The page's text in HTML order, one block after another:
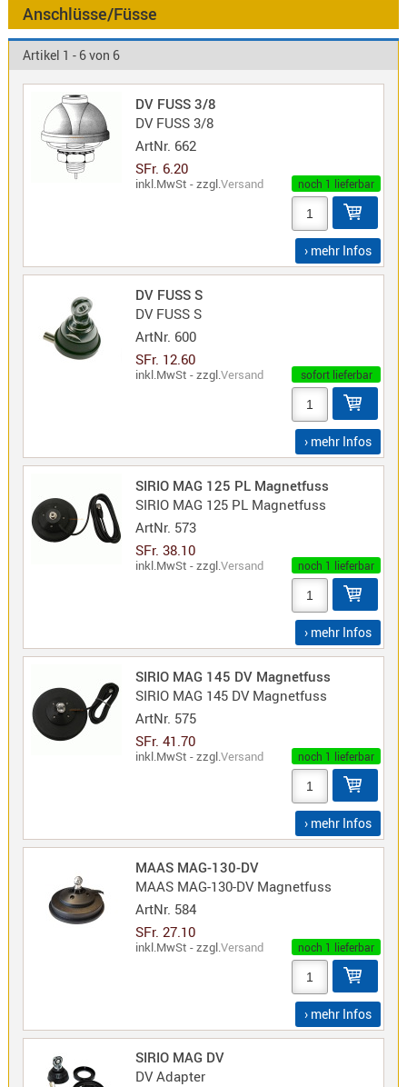
Antennen
f.
Duplexer
/
Triplexer
/
Weichen
Nagoya
Sirio
Zubehör
Alinco
Kenwood
Standard
Wintec
Norm
K-
Norm
M-
Norm
Zubehör
/
Bezeichnung
Neuheit
Anschlüsse/Füsse
Artikel 1 - 6 von 6
DV FUSS 3/8
DV FUSS 3/8
ArtNr. 662
SFr. 6.20
inkl.MwSt - zzgl.Versand noch 1 lieferbar
› mehr Infos
DV FUSS S
DV FUSS S
ArtNr. 600
SFr. 12.60
inkl.MwSt - zzgl.Versand sofort lieferbar
› mehr Infos
SIRIO MAG 125 PL Magnetfuss
SIRIO MAG 125 PL Magnetfuss
ArtNr. 573
SFr. 38.10
inkl.MwSt - zzgl.Versand noch 1 lieferbar
› mehr Infos
SIRIO MAG 145 DV Magnetfuss
SIRIO MAG 145 DV Magnetfuss
ArtNr. 575
SFr. 41.70
inkl.MwSt - zzgl.Versand noch 1 lieferbar
› mehr Infos
MAAS MAG-130-DV
MAAS MAG-130-DV Magnetfuss
ArtNr. 584
SFr. 27.10
inkl.MwSt - zzgl.Versand noch 1 lieferbar
› mehr Infos
SIRIO MAG DV
DV Adapter